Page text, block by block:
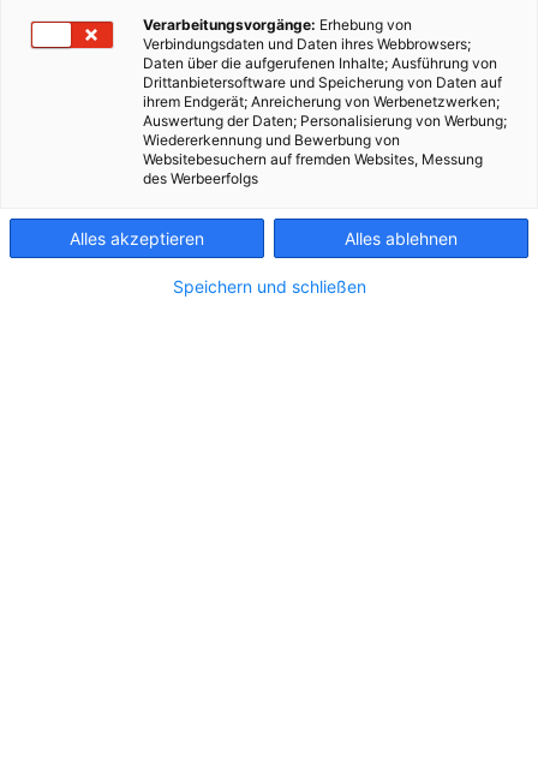
Verarbeitungsvorgänge: Erhebung von
Verbindungsdaten und Daten ihres Webbrowsers;
Daten über die aufgerufenen Inhalte; Ausführung von
Drittanbietersoftware und Speicherung von Daten auf
ihrem Endgerät; Anreicherung von Werbenetzwerken;
Auswertung der Daten; Personalisierung von Werbung;
Wiedererkennung und Bewerbung von
Websitebesuchern auf fremden Websites, Messung
des Werbeerfolgs
Alles akzeptieren Alles ablehnen
Speichern und schließen